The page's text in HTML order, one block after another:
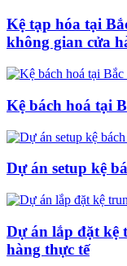
Kệ tạp hóa tại
không gian cửa
Kệ bách hoá tại
Dự án setup kệ
Dự án lắp đặt kệ
hàng thực tế